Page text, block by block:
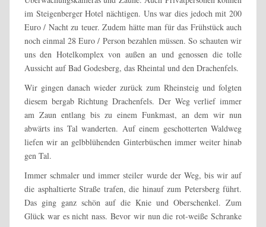
im Steigenberger Hotel nächtigen. Uns war dies jedoch mit 200
Euro / Nacht zu teuer. Zudem hätte man für das Frühstück auch
noch einmal 28 Euro / Person bezahlen müssen. So schauten wir
uns den Hotelkomplex von außen an und genossen die tolle
Aussicht auf Bad Godesberg, das Rheintal und den Drachenfels.
Wir gingen danach wieder zurück zum Rheinsteig und folgten
diesem bergab Richtung Drachenfels. Der Weg verlief immer
am Zaun entlang bis zu einem Funkmast, an dem wir nun
abwärts ins Tal wanderten. Auf einem geschotterten Waldweg
liefen wir an gelbblühenden Ginterbüschen immer weiter hinab
gen Tal.
Immer schmaler und immer steiler wurde der Weg, bis wir auf
die asphaltierte Straße trafen, die hinauf zum Petersberg führt.
Das ging ganz schön auf die Knie und Oberschenkel. Zum
Glück war es nicht nass. Bevor wir nun die rot-weiße Schranke